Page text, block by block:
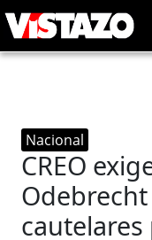
Nacional
CREO